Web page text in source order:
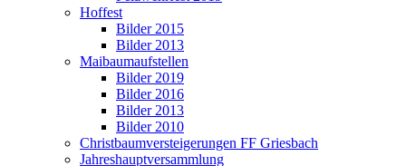
Hoffest
Bilder 2015
Bilder 2013
Maibaumaufstellen
Bilder 2019
Bilder 2016
Bilder 2013
Bilder 2010
Christbaumversteigerungen FF Griesbach
Jahreshauptversammlung